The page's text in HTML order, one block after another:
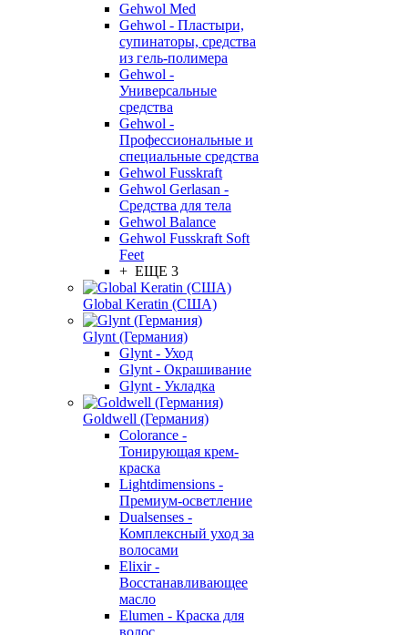
Gehwol Med
Gehwol - Пластыри,
супинаторы, средства
из гель-полимера
Gehwol -
Универсальные
средства
Gehwol -
Профессиональные и
специальные средства
Gehwol Fusskraft
Gehwol Gerlasan -
Средства для тела
Gehwol Balance
Gehwol Fusskraft Soft
Feet
+ ЕЩЕ 3
Global Keratin (США)
Glynt (Германия)
Glynt - Уход
Glynt - Окрашивание
Glynt - Укладка
Goldwell (Германия)
Colorance -
Тонирующая крем-
краска
Lightdimensions -
Премиум-осветление
Dualsenses -
Комплексный уход за
волосами
Elixir -
Восстанавливающее
масло
Elumen - Краска для
волос